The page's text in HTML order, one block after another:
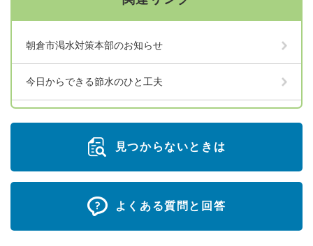
朝倉市渇水対策本部のお知らせ
今日からできる節水のひと工夫
見つからないときは
よくある質問と回答